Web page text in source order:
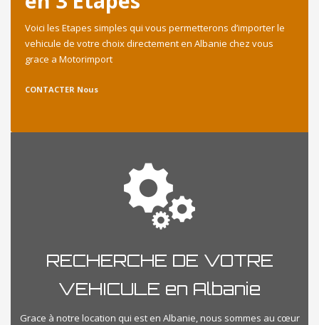
Voici les Etapes simples qui vous permetterons d’importer le
vehicule de votre choix directement en Albanie chez vous
grace a Motorimport
CONTACTER Nous
RECHERCHE DE VOTRE
VEHICULE en Albanie
Grace à notre location qui est en Albanie, nous sommes au cœur